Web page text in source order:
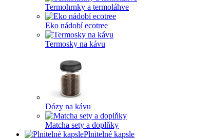
Termohrnky a termoláhve
Eko nádobí ecotree
Termosky na kávu
Dózy na kávu
Matcha sety a doplňky
Plnitelné kapsle